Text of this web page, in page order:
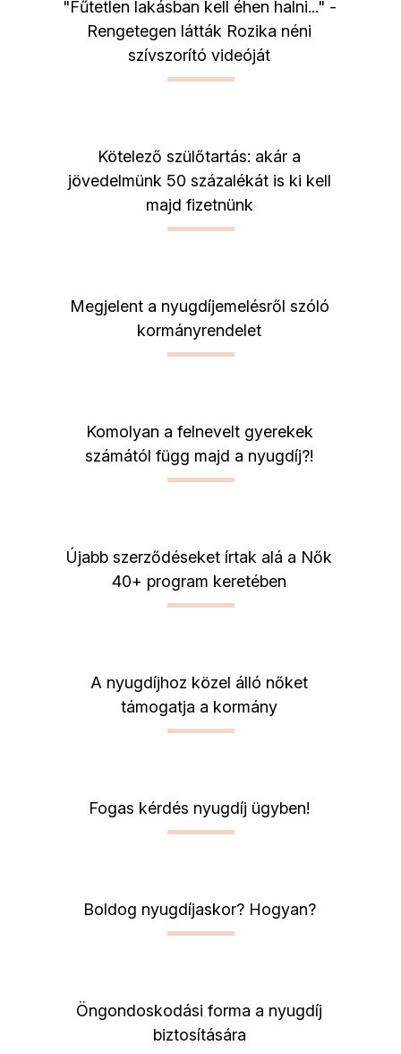
"Fűtetlen lakásban kell éhen halni..." -
Rengetegen látták Rozika néni
szívszorító videóját
Kötelező szülőtartás: akár a
jövedelmünk 50 százalékát is ki kell
majd fizetnünk
Megjelent a nyugdíjemelésről szóló
kormányrendelet
Komolyan a felnevelt gyerekek
számától függ majd a nyugdíj?!
Újabb szerződéseket írtak alá a Nők
40+ program keretében
A nyugdíjhoz közel álló nőket
támogatja a kormány
Fogas kérdés nyugdíj ügyben!
Boldog nyugdíjaskor? Hogyan?
Öngondoskodási forma a nyugdíj
biztosítására